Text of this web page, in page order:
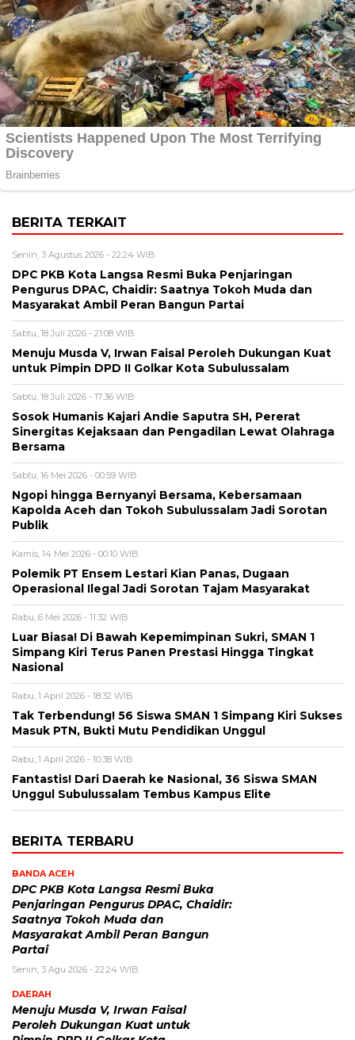
BERITA TERKAIT
Senin, 3 Agustus 2026 - 22:24 WIB
DPC PKB Kota Langsa Resmi Buka Penjaringan
Pengurus DPAC, Chaidir: Saatnya Tokoh Muda dan
Masyarakat Ambil Peran Bangun Partai
Sabtu, 18 Juli 2026 - 21:08 WIB
Menuju Musda V, Irwan Faisal Peroleh Dukungan Kuat
untuk Pimpin DPD II Golkar Kota Subulussalam
Sabtu, 18 Juli 2026 - 17:36 WIB
Sosok Humanis Kajari Andie Saputra SH, Pererat
Sinergitas Kejaksaan dan Pengadilan Lewat Olahraga
Bersama
Sabtu, 16 Mei 2026 - 00:59 WIB
Ngopi hingga Bernyanyi Bersama, Kebersamaan
Kapolda Aceh dan Tokoh Subulussalam Jadi Sorotan
Publik
Kamis, 14 Mei 2026 - 00:10 WIB
Polemik PT Ensem Lestari Kian Panas, Dugaan
Operasional Ilegal Jadi Sorotan Tajam Masyarakat
Rabu, 6 Mei 2026 - 11:32 WIB
Luar Biasa! Di Bawah Kepemimpinan Sukri, SMAN 1
Simpang Kiri Terus Panen Prestasi Hingga Tingkat
Nasional
Rabu, 1 April 2026 - 18:32 WIB
Tak Terbendung! 56 Siswa SMAN 1 Simpang Kiri Sukses
Masuk PTN, Bukti Mutu Pendidikan Unggul
Rabu, 1 April 2026 - 10:38 WIB
Fantastis! Dari Daerah ke Nasional, 36 Siswa SMAN
Unggul Subulussalam Tembus Kampus Elite
BERITA TERBARU
BANDA ACEH
DPC PKB Kota Langsa Resmi Buka
Penjaringan Pengurus DPAC, Chaidir:
Saatnya Tokoh Muda dan
Masyarakat Ambil Peran Bangun
Partai
Senin, 3 Agu 2026 - 22:24 WIB
DAERAH
Menuju Musda V, Irwan Faisal
Peroleh Dukungan Kuat untuk